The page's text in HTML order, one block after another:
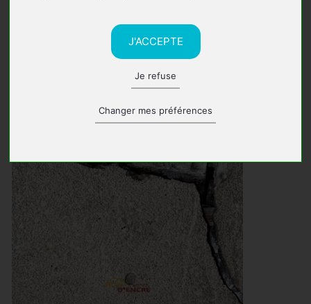
J'ACCEPTE
Je refuse
Changer mes préférences